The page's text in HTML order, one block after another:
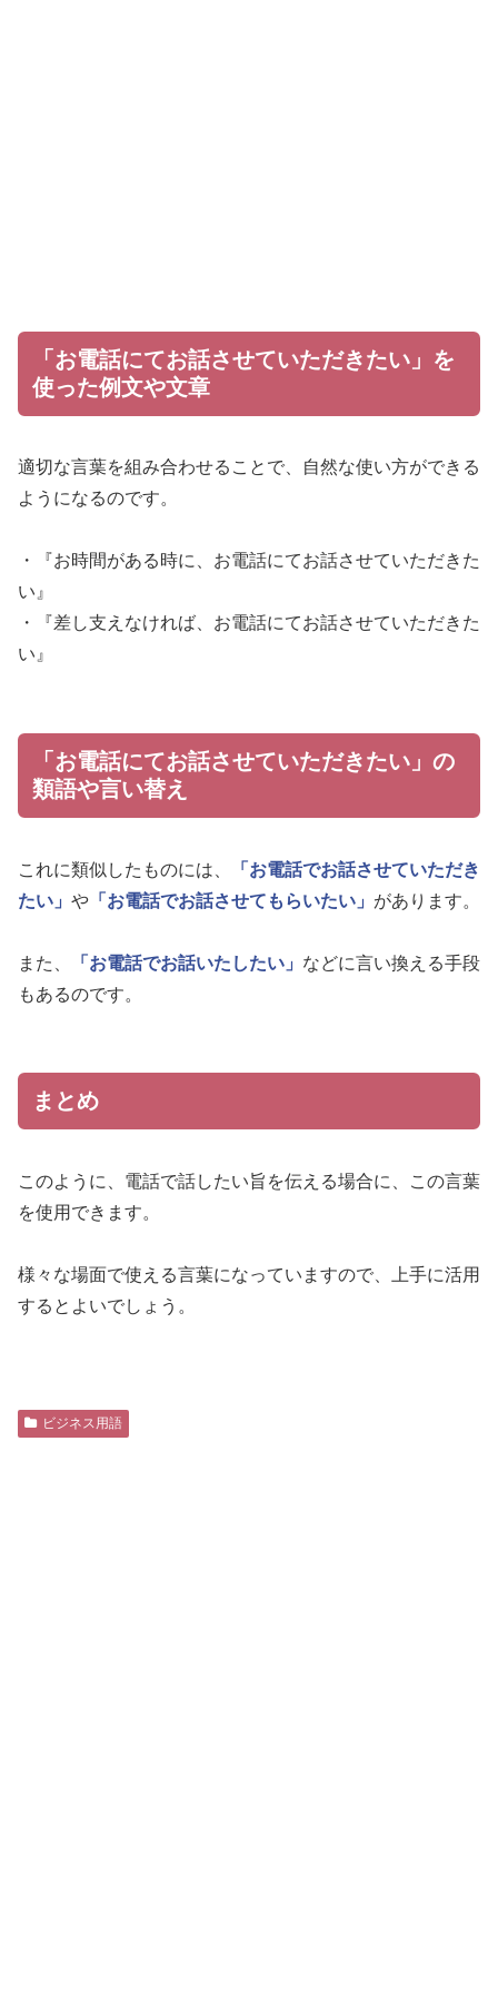
「お電話にてお話させていただきたい」を
使った例文や文章
適切な言葉を組み合わせることで、自然な使い方ができる
ようになるのです。
・『お時間がある時に、お電話にてお話させていただきた
い』
・『差し支えなければ、お電話にてお話させていただきた
い』
「お電話にてお話させていただきたい」の
類語や言い替え
これに類似したものには、
「お電話でお話させていただき
たい」 や 「お電話でお話させてもらいたい」 があります。
また、 「お電話でお話いたしたい」 などに言い換える手段
もあるのです。
まとめ
このように、電話で話したい旨を伝える場合に、この言葉
を使用できます。
様々な場面で使える言葉になっていますので、上手に活用
するとよいでしょう。
ビジネス用語